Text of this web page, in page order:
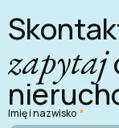
zapytaj
Imię i nazwisko *